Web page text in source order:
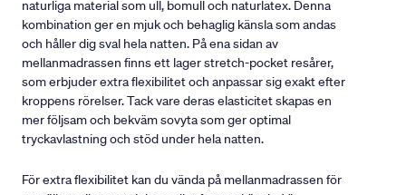
naturliga material som ull, bomull och naturlatex. Denna
kombination ger en mjuk och behaglig känsla som andas
och håller dig sval hela natten. På ena sidan av
mellanmadrassen finns ett lager stretch-pocket resårer,
som erbjuder extra flexibilitet och anpassar sig exakt efter
kroppens rörelser. Tack vare deras elasticitet skapas en
mer följsam och bekväm sovyta som ger optimal
tryckavlastning och stöd under hela natten.
För extra flexibilitet kan du vända på mellanmadrassen för